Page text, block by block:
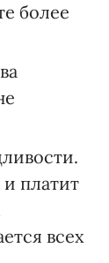
более
и платит
всех